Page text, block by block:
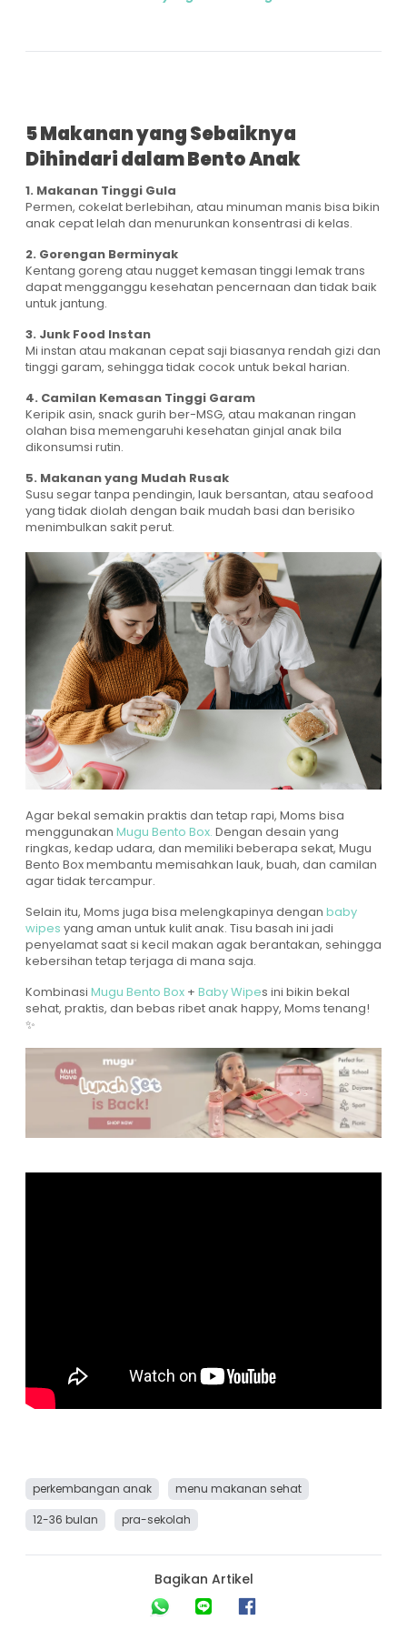
5 Makanan yang Sebaiknya
Dihindari dalam Bento Anak
1. Makanan Tinggi Gula
Permen, cokelat berlebihan, atau minuman manis bisa bikin
anak cepat lelah dan menurunkan konsentrasi di kelas.
2. Gorengan Berminyak
Kentang goreng atau nugget kemasan tinggi lemak trans
dapat mengganggu kesehatan pencernaan dan tidak baik
untuk jantung.
3. Junk Food Instan
Mi instan atau makanan cepat saji biasanya rendah gizi dan
tinggi garam, sehingga tidak cocok untuk bekal harian.
4. Camilan Kemasan Tinggi Garam
Keripik asin, snack gurih ber-MSG, atau makanan ringan
olahan bisa memengaruhi kesehatan ginjal anak bila
dikonsumsi rutin.
5. Makanan yang Mudah Rusak
Susu segar tanpa pendingin, lauk bersantan, atau seafood
yang tidak diolah dengan baik mudah basi dan berisiko
menimbulkan sakit perut.
Agar bekal semakin praktis dan tetap rapi, Moms bisa
menggunakan Mugu Bento Box. Dengan desain yang
ringkas, kedap udara, dan memiliki beberapa sekat, Mugu
Bento Box membantu memisahkan lauk, buah, dan camilan
agar tidak tercampur.
Selain itu, Moms juga bisa melengkapinya dengan baby
wipes yang aman untuk kulit anak. Tisu basah ini jadi
penyelamat saat si kecil makan agak berantakan, sehingga
kebersihan tetap terjaga di mana saja.
Kombinasi Mugu Bento Box + Baby Wipes ini bikin bekal
sehat, praktis, dan bebas ribet anak happy, Moms tenang!
✨
perkembangan anak
menu makanan sehat
12-36 bulan
pra-sekolah
Bagikan Artikel